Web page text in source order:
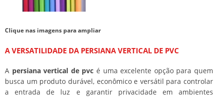
Clique nas imagens para ampliar
A VERSATILIDADE DA PERSIANA VERTICAL DE PVC
A persiana vertical de pvc é uma excelente opção para quem
busca um produto durável, econômico e versátil para controlar
a entrada de luz e garantir privacidade em ambientes